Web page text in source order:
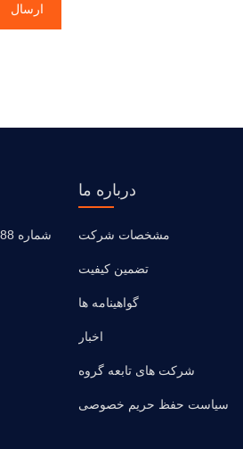
ارسال
درباره ما
مشخصات شرکت
تضمین کیفیت
گواهینامه ها
اخبار
شرکت های تابعه گروه
سیاست حفظ حریم خصوصی